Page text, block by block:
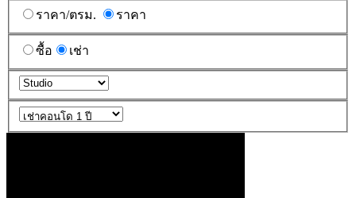
ราคา/ตรม. ราคา
ซื้อ เช่า